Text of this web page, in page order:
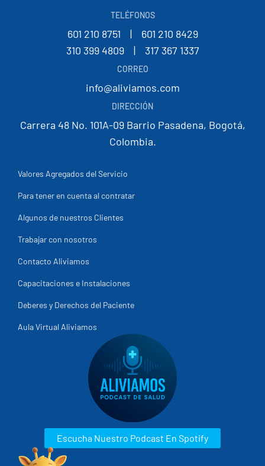
TELÉFONOS
601 210 8751 |--
601 210 8429
310 399 4809
|-- 317 367 1337
CORREO
info@aliviamos.com
DIRECCIÓN
Carrera 48 No. 101A-09 Barrio Pasadena, Bogotá,
Colombia.
Valores Agregados del Servicio
Para tener en cuenta al contratar
Algunos de nuestros Clientes
Trabajar con nosotros
Contacto Aliviamos
Capacitaciones e Instalaciones
Deberes y Derechos del Paciente
Aula Virtual Aliviamos
Escucha Nuestro Podcast En Spotify